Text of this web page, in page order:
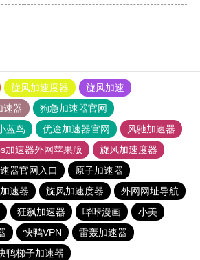
旋风加速度器
旋风加速
速器
狗急加速器官网
蓝鸟 优途加速器官网
风驰加速器
加速器外网苹果版
旋风加速度器
器官网入口
原子加速器
速器 旋风加速度器
外网网址导航
狂飙加速器 哔咔漫画
小美
快鸭VPN
雷轰加速器
鸭梯子加速器